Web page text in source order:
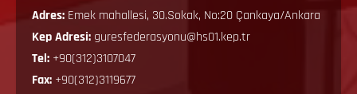
Adres: Emek mahallesi, 30.Sokak, No:20 Çankaya/Ankara
Kep Adresi: guresfederasyonu@hs01.kep.tr
Tel: +90(312)3107047
Fax: +90(312)3119677